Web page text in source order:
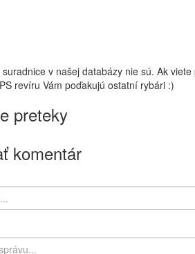
suradnice v našej databázy nie sú. Ak
revíru Vám poďakujú ostatní rybári :)
preteky
komentár